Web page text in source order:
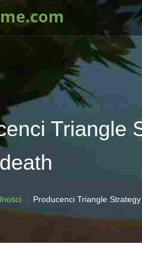
Triangle
Producenci Triangle